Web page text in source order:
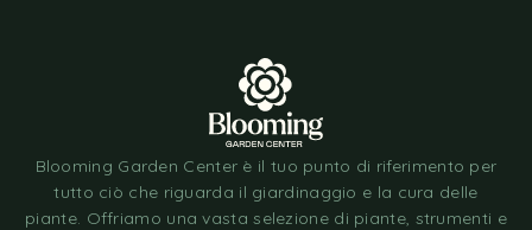
Blooming Garden Center è il tuo punto di riferimento per
tutto ciò che riguarda il giardinaggio e la cura delle
piante. Offriamo una vasta selezione di piante, strumenti e